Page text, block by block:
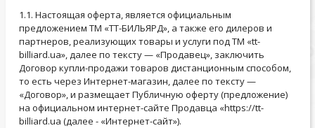
1.1. Настоящая оферта, является официальным
предложением ТМ «ТТ-БИЛЬЯРД», а также его дилеров и
партнеров, реализующих товары и услуги под ТМ «tt-
billiard.ua», далее по тексту — «Продавец», заключить
Договор купли-продажи товаров дистанционным способом,
то есть через Интернет-магазин, далее по тексту —
«Договор», и размещает Публичную оферту (предложение)
на официальном интернет-сайте Продавца «https://tt-
billiard.ua (далее - «Интернет-сайт»).